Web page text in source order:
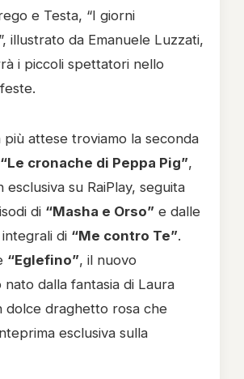
e Testa, “I giorni
illustrato da Emanuele Luzzati,
i piccoli spettatori nello
più attese troviamo la seconda
“Le cronache di Peppa Pig”,
esclusiva su RaiPlay, seguita
di “Masha e Orso” e dalle
di “Me contro Te”.
“Eglefino”, il nuovo
nato dalla fantasia di Laura
dolce draghetto rosa che
esclusiva sulla